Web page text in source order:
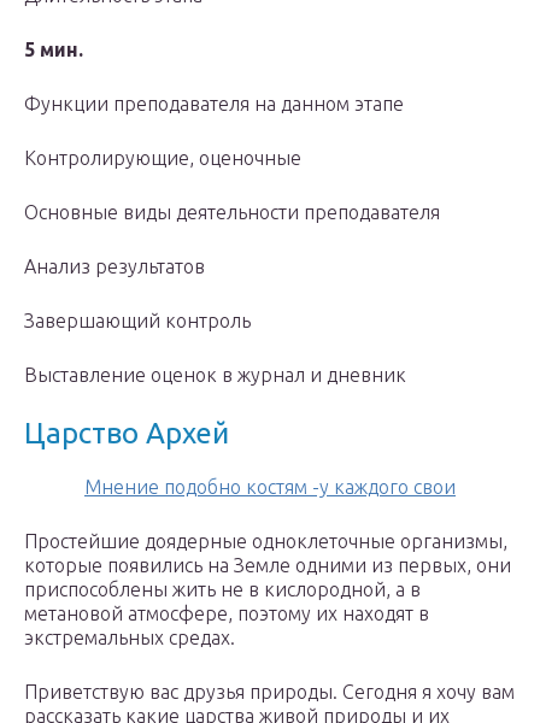
5 мин.
Функции преподавателя на данном этапе
Контролирующие, оценочные
Основные виды деятельности преподавателя
Анализ результатов
Завершающий контроль
Выставление оценок в журнал и дневник
Царство Архей
Мнение подобно костям -у каждого свои
Простейшие доядерные одноклеточные организмы,
которые появились на Земле одними из первых, они
приспособлены жить не в кислородной, а в
метановой атмосфере, поэтому их находят в
экстремальных средах.
Приветствую вас друзья природы. Сегодня я хочу вам
рассказать какие царства живой природы и их